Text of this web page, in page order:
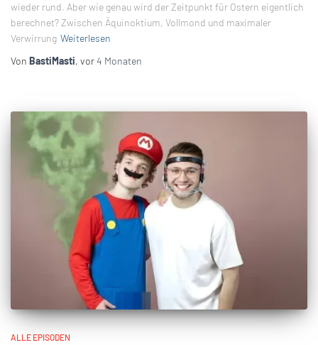
wieder rund. Aber wie genau wird der Zeitpunkt für Ostern eigentlich
berechnet? Zwischen Äquinoktium, Vollmond und maximaler
Verwirrung Weiterlesen
Von BastiMasti, vor4 Monaten
ALLE EPISODEN